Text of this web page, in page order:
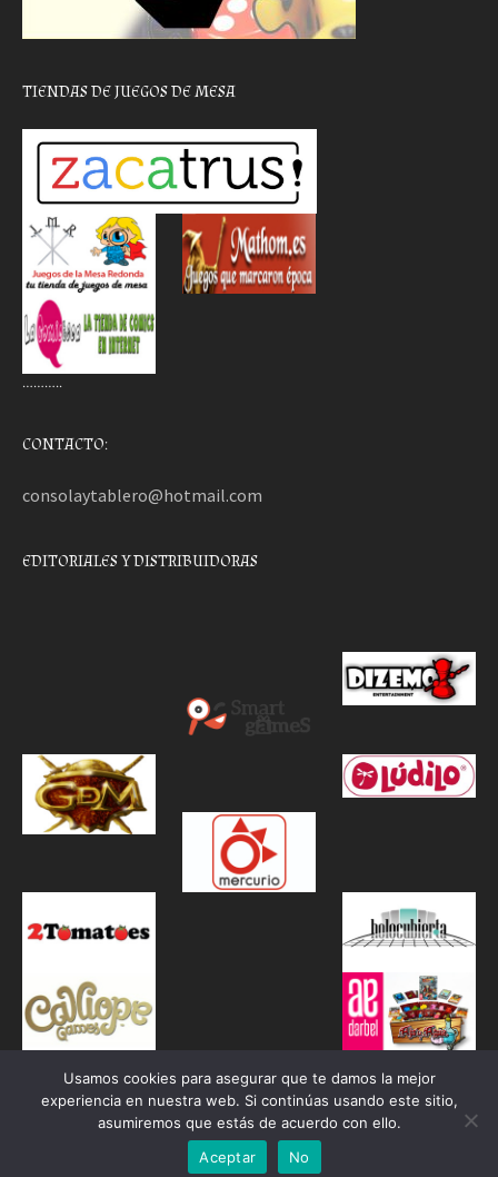
TIENDAS DE JUEGOS DE MESA
………..
CONTACTO:
consolaytablero@hotmail.com
EDITORIALES Y DISTRIBUIDORAS
Proudly powered by WordPress|Theme: Awaken by
Usamos cookies para asegurar que te damos la mejor
experiencia en nuestra web. Si continúas usando este sitio,
asumiremos que estás de acuerdo con ello.
Aceptar
No